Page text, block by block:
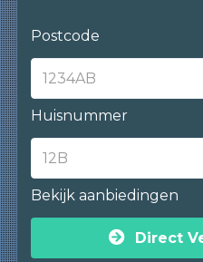
Postcode
Huisnummer
Bekijk aanbiedingen
Direct